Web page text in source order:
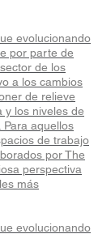
evolucionando
por parte de
de los
a los cambios
de relieve
y los niveles de
aquellos
de trabajo
por The
perspectiva
más
evolucionando